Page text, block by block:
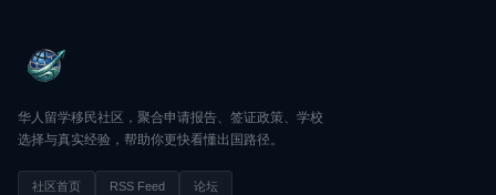
华人留学移民社区，聚合申请报告、签证政策、学校
选择与真实经验，帮助你更快看懂出国路径。
社区首页 RSS Feed 论坛